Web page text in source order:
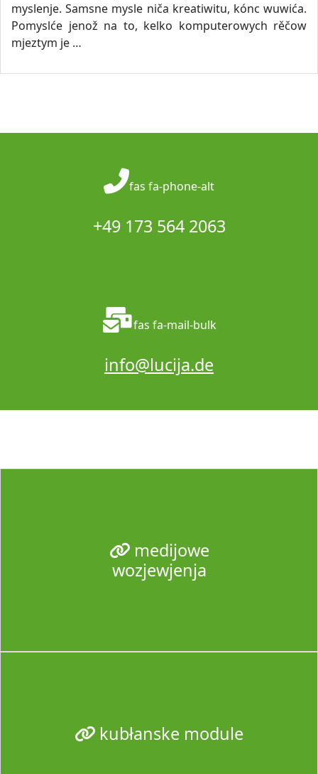
myslenje. Samsne mysle niča kreatiwitu, kónc wuwića.
Pomyslće jenož na to, kelko komputerowych rěčow
mjeztym je …
fas fa-phone-alt
+49 173 564 2063
fas fa-mail-bulk
info@lucija.de
medijowe
wozjewjenja
kubłanske module